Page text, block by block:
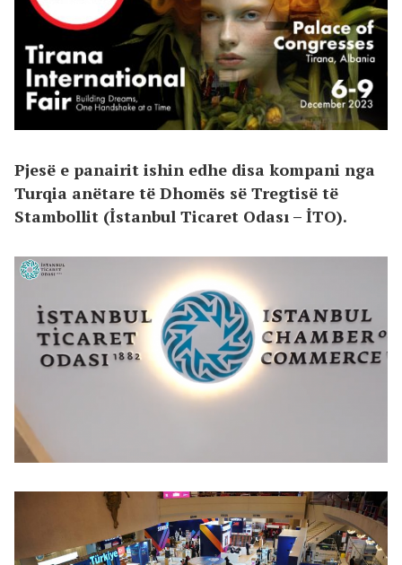
Pjesë e panairit ishin edhe disa kompani nga
Turqia anëtare të Dhomës së Tregtisë të
Stambollit (İstanbul Ticaret Odası – İTO).